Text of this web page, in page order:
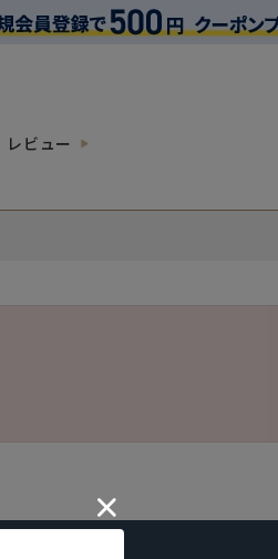
レビュー